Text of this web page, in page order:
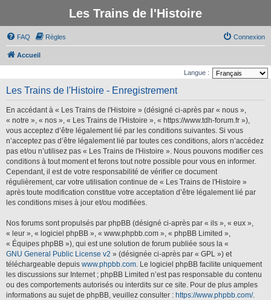
Les Trains de l'Histoire
FAQ Règles Connexion
Accueil
Langue :
Les Trains de l'Histoire - Enregistrement
En accédant à « Les Trains de l'Histoire » (désigné ci-après par « nous »,
« notre », « nos », « Les Trains de l'Histoire », « https://www.tdh-forum.fr »),
vous acceptez d’être légalement lié par les conditions suivantes. Si vous
n’acceptez pas d’être légalement lié par toutes ces conditions, alors n’accédez
pas et/ou n’utilisez pas « Les Trains de l'Histoire ». Nous pouvons modifier ces
conditions à tout moment et ferons tout notre possible pour vous en informer.
Cependant, il est de votre responsabilité de vérifier ce document
régulièrement, car votre utilisation continue de « Les Trains de l'Histoire »
après toute modification constitue votre acceptation d’être légalement lié par
les conditions mises à jour et/ou modifiées.
Nos forums sont propulsés par phpBB (désigné ci-après par « ils », « eux »,
« leur », « logiciel phpBB », « www.phpbb.com », « phpBB Limited »,
« Équipes phpBB »), qui est une solution de forum publiée sous la «
GNU General Public License v2 » (désignée ci-après par « GPL ») et
téléchargeable depuis www.phpbb.com. Le logiciel phpBB facilite uniquement
les discussions sur Internet ; phpBB Limited n’est pas responsable du contenu
ou des comportements autorisés ou interdits sur ce site. Pour de plus amples
informations au sujet de phpBB, veuillez consulter : https://www.phpbb.com/.